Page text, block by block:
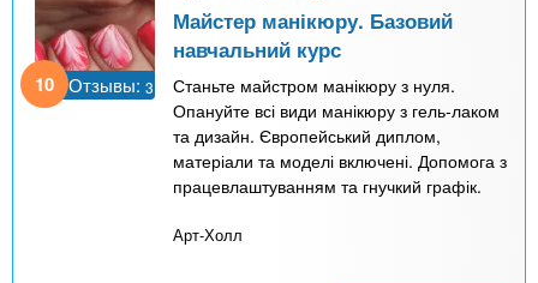
10 Отзывы: 3
Майстер манікюру. Базовий
навчальний курс
Станьте майстром манікюру з нуля.
Опануйте всі види манікюру з гель-лаком
та дизайн. Європейський диплом,
матеріали та моделі включені. Допомога з
працевлаштуванням та гнучкий графік.
Арт-Холл